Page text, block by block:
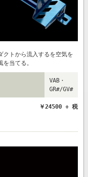
クトから流入するを空気を
当てる。
VAB・
GR#/GV#
￥24500 + 税